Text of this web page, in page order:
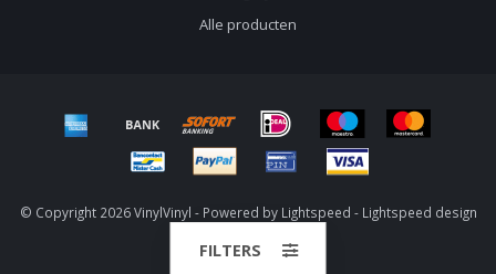
Alle producten
© Copyright 2026 VinylVinyl - Powered by Lightspeed - Lightspeed design
Dyvelopment
FILTERS